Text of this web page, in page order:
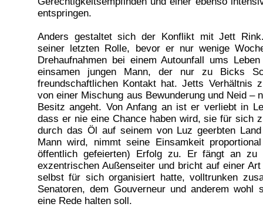
entspringen.
Anders gestaltet sich der Konflikt mit Jett
seiner letzten Rolle, bevor er nur wenige
Drehaufnahmen bei einem Autounfall ums
einsamen jungen Mann, der nur zu Bicks
freundschaftlichen Kontakt hat. Jetts Verhältnis
von einer Mischung aus Bewunderung und Neid –
Besitz angeht. Von Anfang an ist er verliebt in
dass er nie eine Chance haben wird, sie für sich
durch das Öl auf seinem von Luz geerbten
Mann wird, nimmt seine Einsamkeit
öffentlich gefeierten) Erfolg zu. Er fängt an zu
exzentrischen Außenseiter und bricht auf einer
selbst für sich organisiert hatte, volltrunken
Senatoren, dem Gouverneur und anderem wohl
eine Rede halten soll.